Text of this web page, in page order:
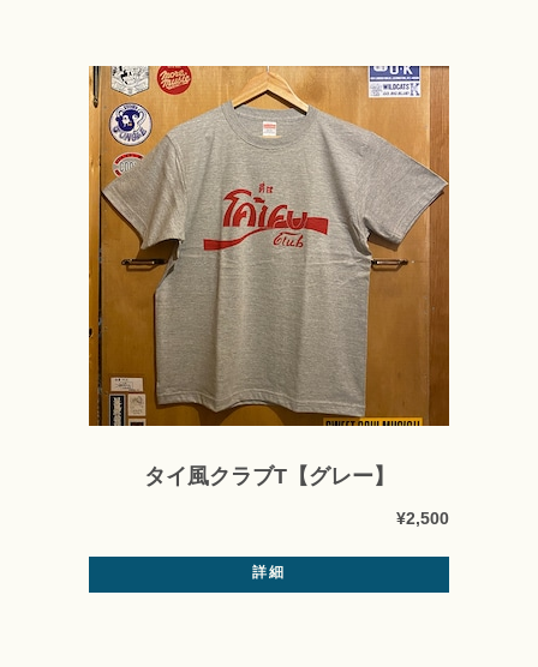
タイ風クラブT【グレー】
¥2,500
詳細